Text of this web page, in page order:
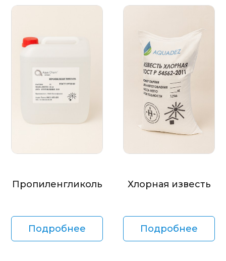
Пропиленгликоль
Подробнее
Хлорная известь
Подробнее